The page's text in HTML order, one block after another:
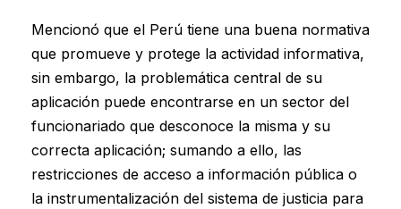
Mencionó que el Perú tiene una buena normativa
que promueve y protege la actividad informativa,
sin embargo, la problemática central de su
aplicación puede encontrarse en un sector del
funcionariado que desconoce la misma y su
correcta aplicación; sumando a ello, las
restricciones de acceso a información pública o
la instrumentalización del sistema de justicia para